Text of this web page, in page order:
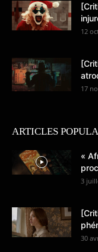
12
17
ARTICLES
«
3
30